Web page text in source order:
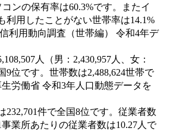
ンの保有率は60.3%です。またイ
利用したことがない世帯率は14.1%
利用動向調査（世帯編） 令和4年デ
人（男：2,430,957人、女：
9位です。世帯数は2,488,624世帯で
労働省 令和3年人口動態データを
232,701件で全国8位です。従業者数
事業所あたりの従業者数は10.27人で